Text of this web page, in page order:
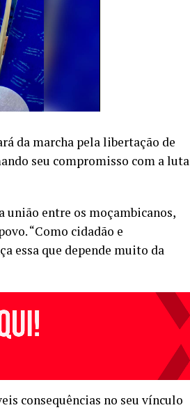
da marcha pela libertação de
seu compromisso com a luta
união entre os moçambicanos,
“Como cidadão e
essa que depende muito da
consequências no seu vínculo